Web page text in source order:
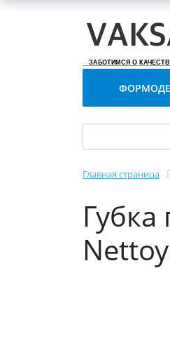
ЗАБОТИМСЯ О
Главная страница